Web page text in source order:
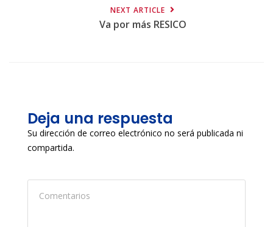
NEXT ARTICLE
Va por más RESICO
Deja una respuesta
Su dirección de correo electrónico no será publicada ni
compartida.